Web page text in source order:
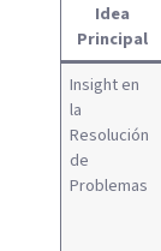
Idea
Principal
Insight en
la
Resolución
de
Problemas